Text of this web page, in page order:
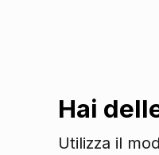
Indicatore pressione
Assistente alla frenata
Assistente per
Hai
Utilizza il